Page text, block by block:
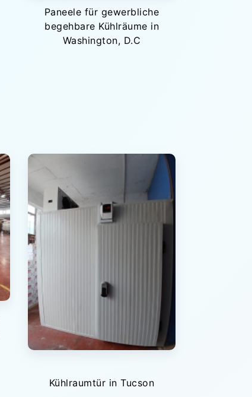
Paneele für gewerbliche
begehbare Kühlräume in
Washington, D.C
Kühlraumtür in Tucson